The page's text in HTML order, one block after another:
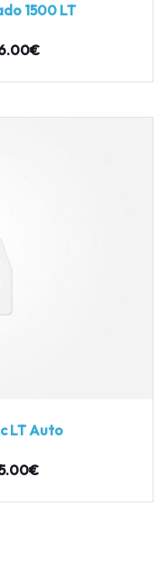
1500 LT
€
LT Auto
€